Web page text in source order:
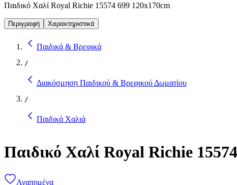
Παιδικό Χαλί Royal Richie 15574 699 120x170cm
Περιγραφή Χαρακτηριστικά
Παιδικά & Βρεφικά
/
Διακόσμηση Παιδικού & Βρεφικού Δωματίου
/
Παιδικά Χαλιά
Παιδικό Χαλί Royal Richie
Αγαπημένα